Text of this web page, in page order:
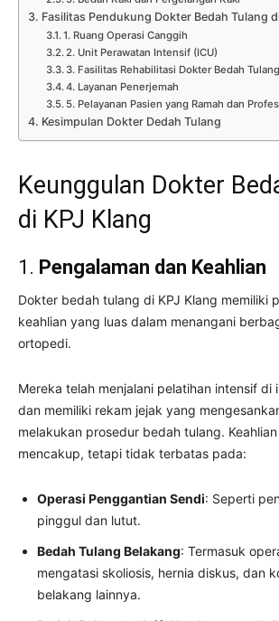
Fasilitas Pendukung Dokter Bedah Tulang
1. Ruang Operasi Canggih
2. Unit Perawatan Intensif (ICU)
3. Fasilitas Rehabilitasi Dokter Bedah Tulang
4. Layanan Penerjemah
5. Pelayanan Pasien yang Ramah dan
Kesimpulan Dokter Dedah Tulang
Keunggulan Dokter
di KPJ Klang
1. Pengalaman dan Keahlian
Dokter bedah tulang di KPJ Klang memiliki
keahlian yang luas dalam menangani
ortopedi.
Mereka telah menjalani pelatihan intensif di
dan memiliki rekam jejak yang
melakukan prosedur bedah tulang.
mencakup, tetapi tidak terbatas pada:
Operasi Penggantian Sendi: Seperti
pinggul dan lutut.
Bedah Tulang Belakang: Termasuk
mengatasi skoliosis, hernia diskus, dan
belakang lainnya.